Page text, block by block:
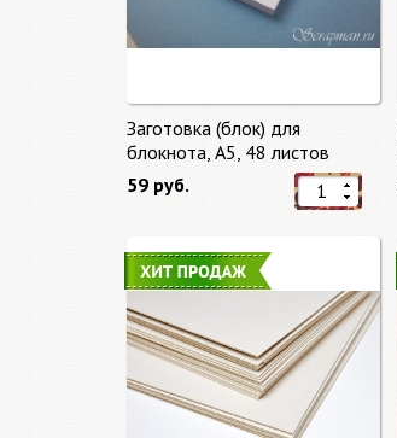
Заготовка (блок) для
блокнота, А5, 48 листов
59 руб.